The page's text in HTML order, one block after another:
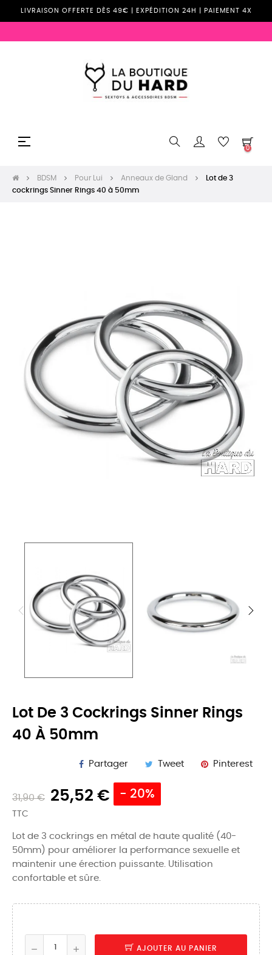
LIVRAISON OFFERTE DÈS 49€ | EXPÉDITION 24H | PAIEMENT 4X
Basculer
☰
0
BDSM Pour Lui Anneaux de Gland
Lot de 3
cockrings Sinner Rings 40 à 50mm
Lot De 3 Cockrings Sinner Rings
40 À 50mm
Partager Tweet Pinterest
31,90 € 25,52 € - 20%
TTC
Lot de 3 cockrings en métal de haute qualité (40-
50mm) pour améliorer la performance sexuelle et
maintenir une érection puissante. Utilisation
confortable et sûre.
AJOUTER AU PANIER